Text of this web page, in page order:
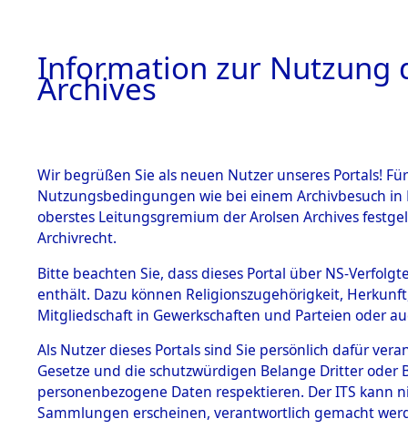
BESTÄNDE
1.
mente
5. Verschiedenes
5.3
Todesmärsche
Listen
0001
Information zur Nutzung
Archives
Wir begrüßen Sie als neuen Nutzer unseres Portals!
Nutzungsbedingungen wie bei einem Archivbesuch
oberstes Leitungsgremium der Arolsen Archives
Archivrecht.
Bitte beachten Sie, dass dieses Portal über NS-
enthält. Dazu können Religionszugehörigkeit,
Mitgliedschaft in Gewerkschaften und Parteien oder
Als Nutzer dieses Portals sind Sie persönlich dafür
Gesetze und die schutzwürdigen Belange Dritter
personenbezogene Daten respektieren. Der ITS
Sammlungen erscheinen, verantwortlich gemacht